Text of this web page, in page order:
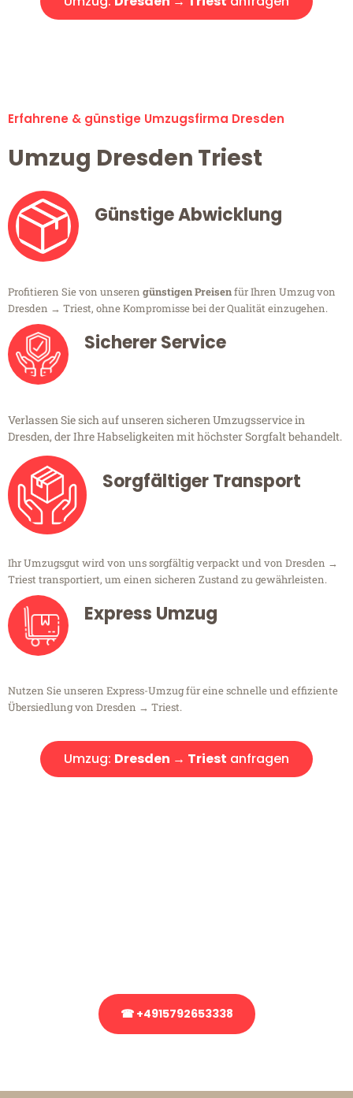
Erfahrene & günstige Umzugsfirma Dresden
Umzug Dresden Triest
Günstige Abwicklung
Profitieren Sie von unseren günstigen Preisenfür Ihren Umzug von
Dresden → Triest, ohne Kompromisse bei der Qualität einzugehen.
Sicherer Service
Verlassen Sie sich auf unseren sicheren Umzugsservice in
Dresden, der Ihre Habseligkeiten mit höchster Sorgfalt behandelt.
Sorgfältiger Transport
Ihr Umzugsgut wird von uns sorgfältig verpackt und von Dresden →
Triest transportiert, um einen sicheren Zustand zu gewährleisten.
Express Umzug
Nutzen Sie unseren Express-Umzug für eine schnelle und effiziente
Übersiedlung von Dresden → Triest.
Umzug: Dresden → Triest anfragen
☎ +4915792653338